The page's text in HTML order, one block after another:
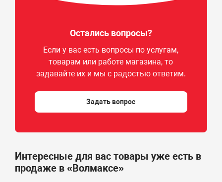
Остались вопросы?
Если у вас есть вопросы по услугам,
товарам или работе магазина, то
задавайте их и мы с радостью ответим.
Задать вопрос
Интересные для вас товары уже есть в
продаже в «Волмаксе»